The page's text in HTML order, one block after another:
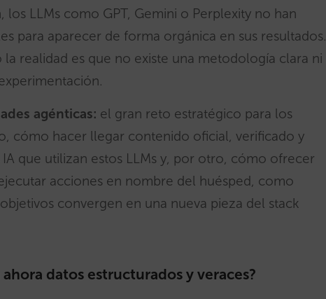
LLMs como GPT, Gemini o Perplexity no han
para aparecer de forma orgánica en sus resultados.
la realidad es que no existe una metodología clara ni
agénticas: el gran reto estratégico para los
cómo hacer llegar contenido oficial, verificado y
que utilizan estos LLMs y, por otro, cómo ofrecer
acciones en nombre del huésped, como
convergen en una nueva pieza del stack
datos estructurados y veraces?